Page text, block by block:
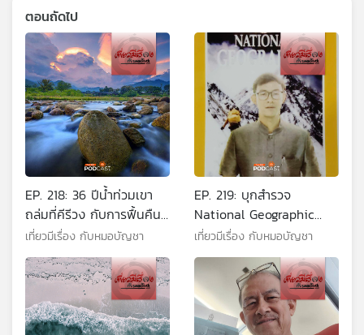
ตอนถัดไป
EP. 218: 36 ปีน้ำท่วมเขา
ถล่มที่คีรีวง กับการฟื้นคืน
เป็นเป้าหมายการท่องเที่ยว
เที่ยวมีเรื่อง กับหมอบัญชา
EP. 219: บุกสำรวจ
National Geographic
แหล่งความรู้ระดับโลก
เที่ยวมีเรื่อง กับหมอบัญชา